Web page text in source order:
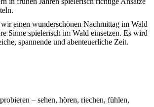
einen wunderschönen Nachmittag im Wald
Sinne spielerisch im Wald einsetzen. Es wird
spannende und abenteuerliche Zeit.
– sehen, hören, riechen, fühlen,